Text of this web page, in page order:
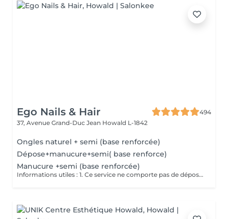
Ego Nails & Hair
494
37, Avenue Grand-Duc Jean Howald L-1842
Ongles naturel + semi (base renforcée)
Dépose+manucure+semi( base renforce)
Manucure +semi (base renforcée)
Informations utiles : 1. Ce service ne comporte pas de dépose vos ongles doivent être nu pour ce service si vos ongles nécessite une dépose veuillez choisir la dépose adéquate merci. 2. Ce service ne comporte pas de French ni de Nails si vous en souhaitez il vous suffit de vous rendre dans la rubrique Nails art pour en ajouter merci. Description de la prestation : - Traitement des cuticules - limage des ongles - pose d'un Semi Permanent (1 couleur )